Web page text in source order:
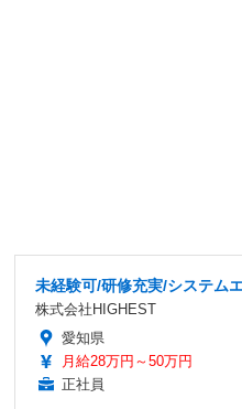
未経験可/研修充実/システム
株式会社HIGHEST
愛知県
月給28万円～50万円
正社員